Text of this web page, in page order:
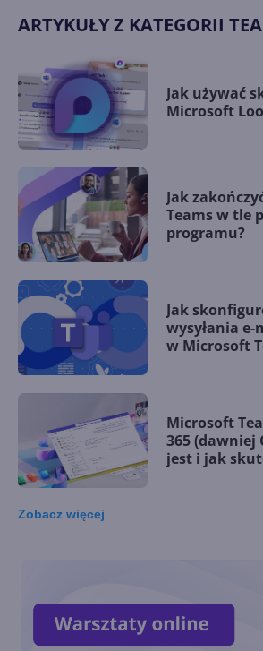
ARTYKUŁY Z KATEGORII
Jak używać
Microsoft
Jak
Teams w tle
programu?
Jak
wysyłania e-
w Microsoft
Microsoft
365 (dawniej
jest i jak
Zobacz więcej